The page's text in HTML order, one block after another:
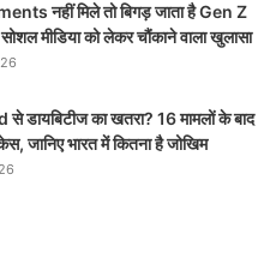
नहीं मिले तो बिगड़ जाता है Gen Z
मीडिया को लेकर चौंकाने वाला खुलासा
डायबिटीज का खतरा? 16 मामलों के बाद
जानिए भारत में कितना है जोखिम